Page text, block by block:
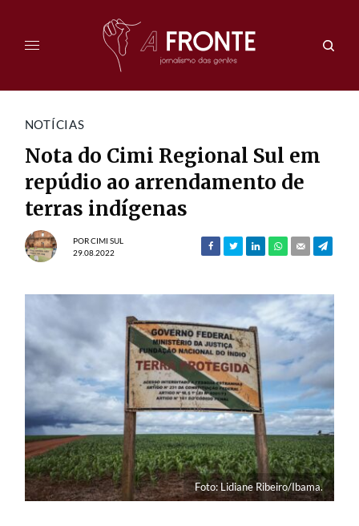
NOTÍCIAS
Nota do Cimi Regional Sul em
repúdio ao arrendamento de
terras indígenas
PORCIMI SUL
29.08.2022
Foto: Lidiane Ribeiro/Ibama.